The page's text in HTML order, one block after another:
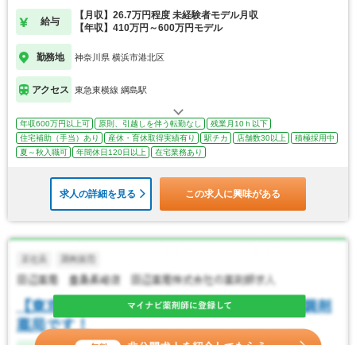
給与
【月収】26.7万円程度 未経験者モデル月収
【年収】410万円～600万円モデル
勤務地 神奈川県 横浜市港北区
アクセス 東急東横線 綱島駅
年収600万円以上可 原則、引越しを伴う転勤なし
残業月10ｈ以下
住宅補助（手当）あり
産休・育休取得実績有り 駅チカ 店舗数30以上
積極採用中
夏～秋入職可
年間休日120日以上 在宅業務あり
求人の詳細を見る この求人に興味がある